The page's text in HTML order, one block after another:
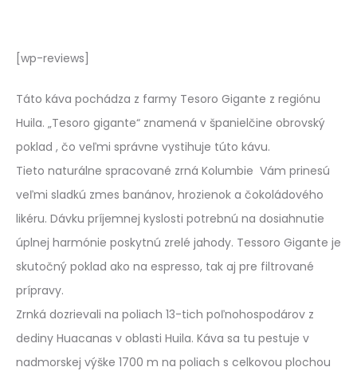
[wp-reviews]
Táto káva pochádza z farmy Tesoro Gigante z regiónu
Huila. „Tesoro gigante“ znamená v španielčine obrovský
poklad , čo veľmi správne vystihuje túto kávu.
Tieto naturálne spracované zrná Kolumbie Vám prinesú
veľmi sladkú zmes banánov, hrozienok a čokoládového
likéru. Dávku príjemnej kyslosti potrebnú na dosiahnutie
úplnej harmónie poskytnú zrelé jahody. Tessoro Gigante je
skutočný poklad ako na espresso, tak aj pre filtrované
prípravy.
Zrnká dozrievali na poliach 13-tich poľnohospodárov z
dediny Huacanas v oblasti Huila. Káva sa tu pestuje v
nadmorskej výške 1700 m na poliach s celkovou plochou